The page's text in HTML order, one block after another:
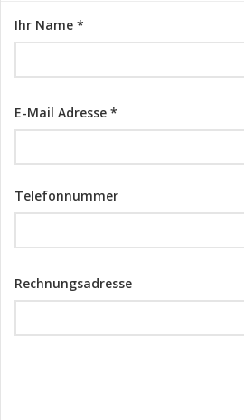
Ihr Name *
E-Mail Adresse *
Telefonnummer
Rechnungsadresse